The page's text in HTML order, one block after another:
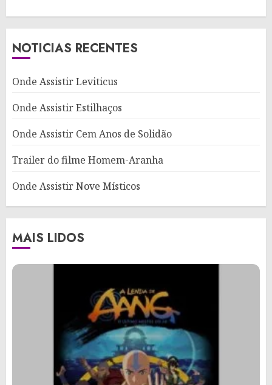
NOTICIAS RECENTES
Onde Assistir Leviticus
Onde Assistir Estilhaços
Onde Assistir Cem Anos de Solidão
Trailer do filme Homem-Aranha
Onde Assistir Nove Místicos
MAIS LIDOS